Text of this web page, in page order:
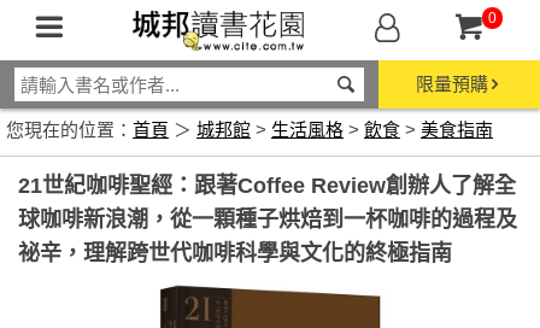
0
限量預購
您現在的位置： 首頁 ＞ 城邦館 > 生活風格 > 飲食 > 美食指南
21世紀咖啡聖經：跟著Coffee Review創辦人了解全
球咖啡新浪潮，從一顆種子烘焙到一杯咖啡的過程及
祕辛，理解跨世代咖啡科學與文化的終極指南